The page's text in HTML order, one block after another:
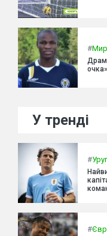
#Мир
очка»
У тренді
#
#